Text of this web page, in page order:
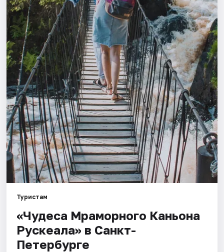
Города
Площадки
Артисты
Рейтинги
Туристам
«Чудеса Мраморного Каньона
Рускеала» в Санкт-
Петербурге